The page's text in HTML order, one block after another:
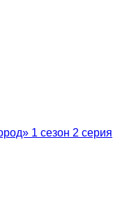
1 сезон 2 серия